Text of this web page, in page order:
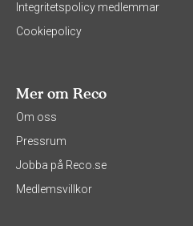
Integritetspolicy medlemmar
Cookiepolicy
Mer om Reco
Om oss
Pressrum
Jobba på Reco.se
Medlemsvillkor